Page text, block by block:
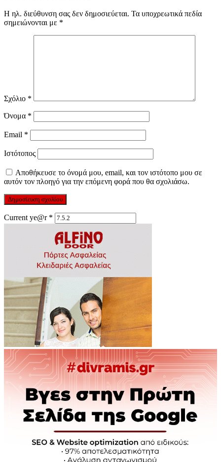
Η ηλ. διεύθυνση σας δεν δημοσιεύεται. Τα υποχρεωτικά πεδία
σημειώνονται με *
Σχόλιο *
Όνομα *
Email *
Ιστότοπος
Αποθήκευσε το όνομά μου, email, και τον ιστότοπο μου σε
αυτόν τον πλοηγό για την επόμενη φορά που θα σχολιάσω.
Current ye@r *